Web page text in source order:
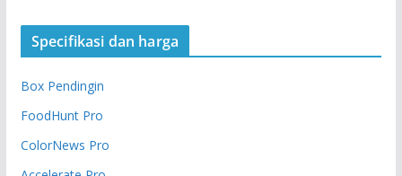
Specifikasi dan harga
Box Pendingin
FoodHunt Pro
ColorNews Pro